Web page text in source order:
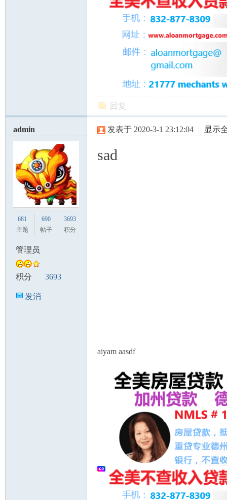
回复
admin
681
主题
690
帖子
3693
积分
管理员
积分 3693
发消
发表于 2020-3-1 23:12:04 | 显示
sad
aiyam aasdf